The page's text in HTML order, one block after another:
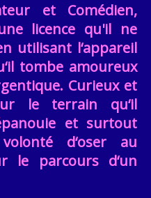
et Comédien,
licence qu'il ne
utilisant l‘appareil
tombe amoureux
Curieux et
le terrain qu‘il
et surtout
d‘oser au
le parcours d‘un